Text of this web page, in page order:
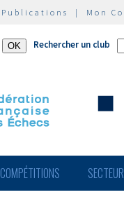
Publications | Mon
Rechercher un club
COMPÉTITIONS